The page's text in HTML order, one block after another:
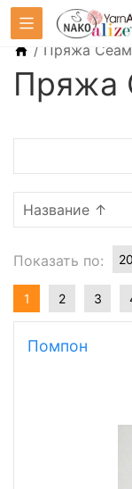
/ Пряжа Сеам
Пряжа
Показать по: 20
1 2 3
Помпон